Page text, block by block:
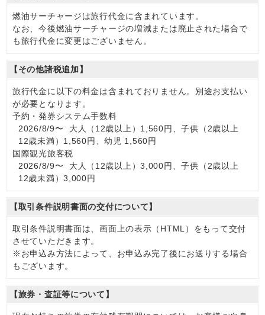
燃油サーチャージは旅行代金に含まれています。
なお、今後燃油サーチャージの増減または廃止された場合で
も旅行代金に変更はございません。
【その他諸税追加】
旅行代金に以下の料金は含まれておりません。別途お支払い
が必要となります。
予約・発券システム手数料
2026/8/9〜 大人（12歳以上）1,560円、子供（2歳以上
12歳未満）1,560円、幼児 1,560円
国際観光旅客税
2026/8/9〜 大人（12歳以上）3,000円、子供（2歳以上
12歳未満）3,000円
【取引条件説明書面の交付について】
取引条件説明書面は、画面上の表示（HTML）をもって交付
させていただきます。
※お申込み方法によって、お申込み完了後にお送りする場合
もございます。
【旅券・査証等について】